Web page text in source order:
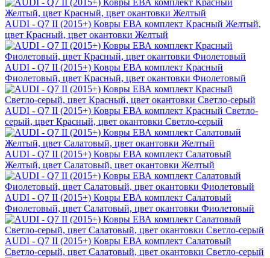
AUDI - Q7 II (2015+) Ковры ЕВА комплект Красный Желтый,
цвет Красный, цвет окантовки Желтый
AUDI - Q7 II (2015+) Ковры ЕВА комплект Красный
Фиолетовый, цвет Красный, цвет окантовки Фиолетовый
AUDI - Q7 II (2015+) Ковры ЕВА комплект Красный Светло-
серый, цвет Красный, цвет окантовки Светло-серый
AUDI - Q7 II (2015+) Ковры ЕВА комплект Салатовый
Желтый, цвет Салатовый, цвет окантовки Желтый
AUDI - Q7 II (2015+) Ковры ЕВА комплект Салатовый
Фиолетовый, цвет Салатовый, цвет окантовки Фиолетовый
AUDI - Q7 II (2015+) Ковры ЕВА комплект Салатовый
Светло-серый, цвет Салатовый, цвет окантовки Светло-серый